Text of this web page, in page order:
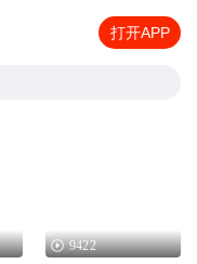
打开APP
9422